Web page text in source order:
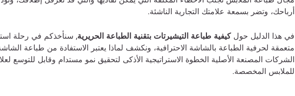
أرباحك، وتضر بسمعة علامتك التجارية الناشئة.
في هذا الدليل حولكيفية طباعة التيشيرتات بتقنية الطباعة الحريرية, سنأخذكم في رحلة
متعمقة لحرفية الطباعة بالشاشة الاحترافية، ونكشف لماذا يعتبر الاستفادة من طباعة
الشركات المصنعة الأصلية الخطوة الاستراتيجية الأذكى لتحقيق نمو مستدام وقابل للتوسع
للملابس المخصصة.